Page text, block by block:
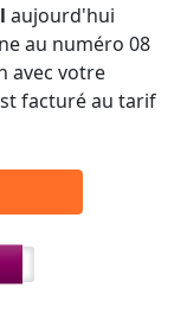
aujourd'hui
au numéro 08
avec votre
facturé au tarif